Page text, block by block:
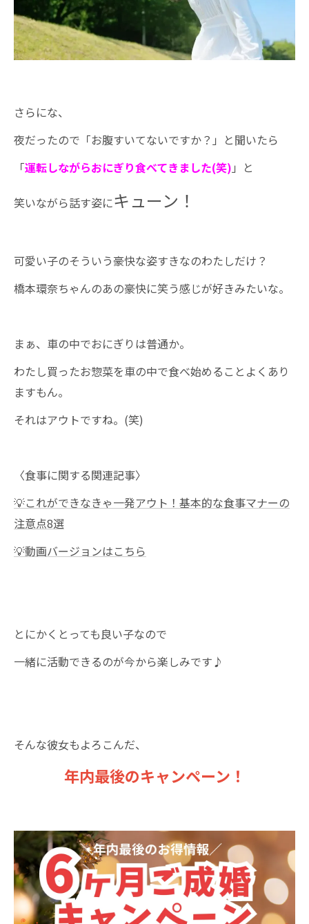
さらにな、
夜だったので「お腹すいてないですか？」と聞いたら
「運転しながらおにぎり食べてきました(笑) 」と
笑いながら話す姿にキューン！
可愛い子のそういう豪快な姿すきなのわたしだけ？
橋本環奈ちゃんのあの豪快に笑う感じが好きみたいな。
まぁ、車の中でおにぎりは普通か。
わたし買ったお惣菜を車の中で食べ始めることよくあり
ますもん。
それはアウトですね。(笑)
〈食事に関する関連記事〉
💡これができなきゃ一発アウト！基本的な食事マナーの
注意点8選
💡動画バージョンはこちら
とにかくとっても良い子なので
一緒に活動できるのが今から楽しみです♪
そんな彼女もよろこんだ、
年内最後のキャンペーン！